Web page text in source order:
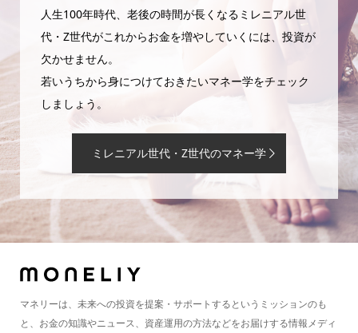
人生100年時代、老後の時間が長くなるミレニアル世
代・Z世代がこれからお金を増やしていくには、投資が
欠かせません。
若いうちから身につけておきたいマネー学をチェック
しましょう。
ミレニアル世代・Z世代のマネー学
マネリーは、未来への投資を提案・サポートするというミッションのも
と、お金の知識やニュース、資産運用の方法などをお届けする情報メディ